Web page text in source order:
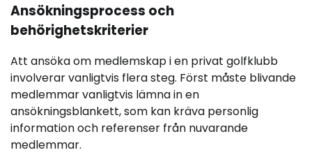
Ansökningsprocess och
behörighetskriterier
Att ansöka om medlemskap i en privat golfklubb
involverar vanligtvis flera steg. Först måste blivande
medlemmar vanligtvis lämna in en
ansökningsblankett, som kan kräva personlig
information och referenser från nuvarande
medlemmar.